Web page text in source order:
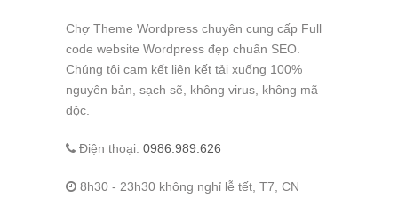
Chợ Theme Wordpress chuyên cung cấp Full
code website Wordpress đẹp chuẩn SEO.
Chúng tôi cam kết liên kết tải xuống 100%
nguyên bản, sạch sẽ, không virus, không mã
độc.
Điện thoại: 0986.989.626
8h30 - 23h30 không nghỉ lễ tết, T7, CN